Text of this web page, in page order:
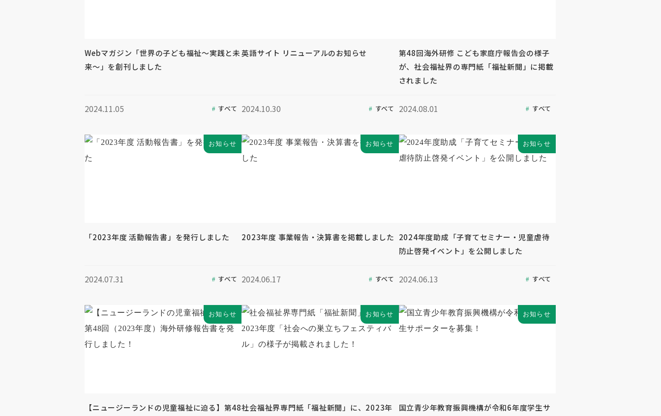
Webマガジン「世界の子ども福祉～実践と未
来～」を創刊しました
2024.11.05 すべて
英語サイト リニューアルのお知らせ
2024.10.30 すべて
第48回海外研修 こども家庭庁報告会の様子
が、社会福祉界の専門紙「福祉新聞」に掲載
されました
2024.08.01 すべて
お知らせ
「2023年度 活動報告書」を発行しました
2024.07.31 すべて
お知らせ
2023年度 事業報告・決算書を掲載しました
2024.06.17 すべて
お知らせ
2024年度助成「子育てセミナー・児童虐待
防止啓発イベント」を公開しました
2024.06.13 すべて
お知らせ
【ニュージーランドの児童福祉に迫る】第48
お知らせ
社会福祉界専門紙「福祉新聞」に、2023年
お知らせ
国立青少年教育振興機構が令和6年度学生サ